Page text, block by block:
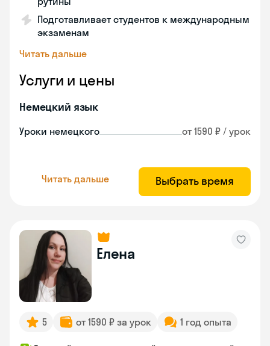
Подготавливает студентов к международным
экзаменам
Читать дальше
Услуги и цены
Немецкий язык
Уроки немецкого от 1590 ₽ / урок
Читать дальше Выбрать время
Елена
5 от 1590 ₽ за урок 1 год опыта